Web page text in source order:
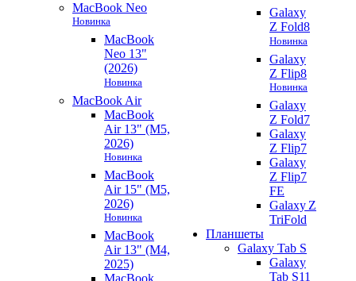
MacBook Neo
Новинка
MacBook
Neo 13"
(2026)
Новинка
MacBook Air
MacBook
Air 13" (M5,
2026)
Новинка
MacBook
Air 15" (M5,
2026)
Новинка
MacBook
Air 13" (M4,
2025)
Galaxy
Z Fold8
Новинка
Galaxy
Z Flip8
Новинка
Galaxy
Z Fold7
Galaxy
Z Flip7
Galaxy
Z Flip7
FE
Galaxy Z
TriFold
Планшеты
Galaxy Tab S
Galaxy
Tab S11